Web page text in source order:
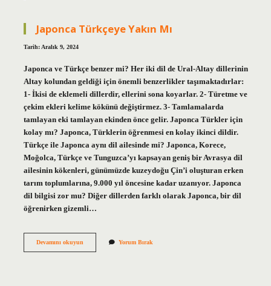
Japonca Türkçeye Yakın Mı
Tarih: Aralık 9, 2024
Japonca ve Türkçe benzer mi? Her iki dil de Ural-Altay dillerinin
Altay kolundan geldiği için önemli benzerlikler taşımaktadırlar:
1- İkisi de eklemeli dillerdir, ellerini sona koyarlar. 2- Türetme ve
çekim ekleri kelime kökünü değiştirmez. 3- Tamlamalarda
tamlayan eki tamlayan ekinden önce gelir. Japonca Türkler için
kolay mı? Japonca, Türklerin öğrenmesi en kolay ikinci dildir.
Türkçe ile Japonca aynı dil ailesinde mi? Japonca, Korece,
Moğolca, Türkçe ve Tunguzca’yı kapsayan geniş bir Avrasya dil
ailesinin kökenleri, günümüzde kuzeydoğu Çin’i oluşturan erken
tarım toplumlarına, 9.000 yıl öncesine kadar uzanıyor. Japonca
dil bilgisi zor mu? Diğer dillerden farklı olarak Japonca, bir dil
öğrenirken gizemli…
Devamını okuyunJaponca
Yorum Bırak